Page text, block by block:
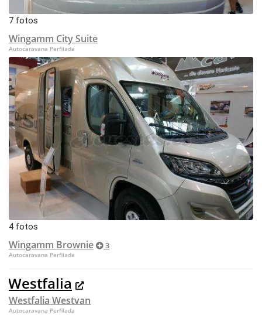
7 fotos
Wingamm City Suite
Autocaravana Perfilada
4 fotos
Wingamm Brownie 3
Autocaravana Perfilada
Westfalia
Westfalia Westvan
Autocaravana Perfilada